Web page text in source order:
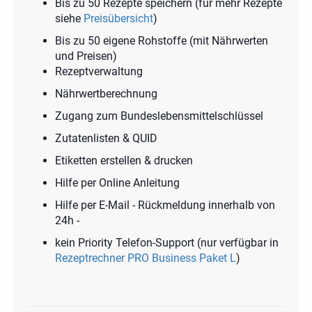
Bis zu 50 Rezepte speichern (für mehr Rezepte
siehe Preisübersicht)
Bis zu 50 eigene Rohstoffe (mit Nährwerten
und Preisen)
Rezeptverwaltung
Nährwertberechnung
Zugang zum Bundeslebensmittelschlüssel
Zutatenlisten & QUID
Etiketten erstellen & drucken
Hilfe per Online Anleitung
Hilfe per E-Mail - Rückmeldung innerhalb von
24h -
kein Priority Telefon-Support (nur verfügbar in
Rezeptrechner PRO Business Paket L)